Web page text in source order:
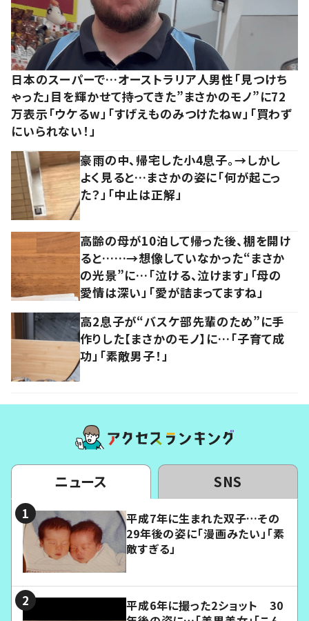
日本のスーパーで…オーストラリア人男性「見つけち
ゃった」目を輝かせて持ってきた”まさかのモノ”に72
万表示「ウケるw」「すげえものみつけたねw」「買わず
にいられない！」
豪雨の中、帰宅した小4息子。→しかし
よく見ると…まさかの姿に「何が起こっ
た？」「中止は正解」
高齢の母が10泊して帰った後、棚を開け
ると……→想像していなかった“まさか
の光景”に…「泣ける、泣けます」「母の
愛情は深い」「愛が詰まってますね」
高2息子が“バスケ部先輩のため”に手
作りした【まさかのモノ】に…「子育て成
功」「素敵男子！」
ニュース SNS
平成7年に生まれた双子…その
29年後の姿に「漫画みたい」「素
敵すぎる」
平成6年に撮った2ショット 30